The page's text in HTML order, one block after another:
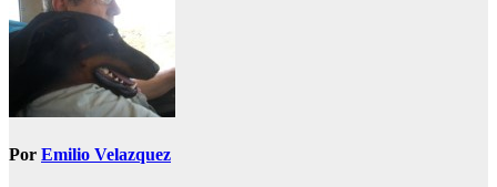
Por Emilio Velazquez